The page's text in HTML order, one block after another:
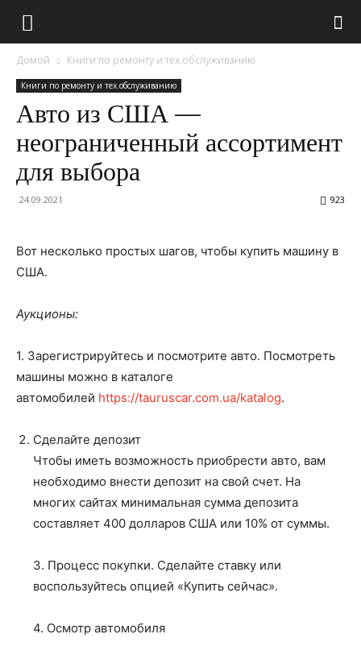
Домой Книги по ремонту и тех.обслуживанию
Книги по ремонту и тех.обслуживанию
Авто из США —
неограниченный ассортимент
для выбора
24.09.2021 923
Вот несколько простых шагов, чтобы купить машину в
США.
Аукционы:
1. Зарегистрируйтесь и посмотрите авто. Посмотреть
машины можно в каталоге
автомобилей https://tauruscar.com.ua/katalog.
Сделайте депозит
Чтобы иметь возможность приобрести авто, вам
необходимо внести депозит на свой счет. На
многих сайтах минимальная сумма депозита
составляет 400 долларов США или 10% от суммы.
3. Процесс покупки. Сделайте ставку или
воспользуйтесь опцией «Купить сейчас».
4. Осмотр автомобиля